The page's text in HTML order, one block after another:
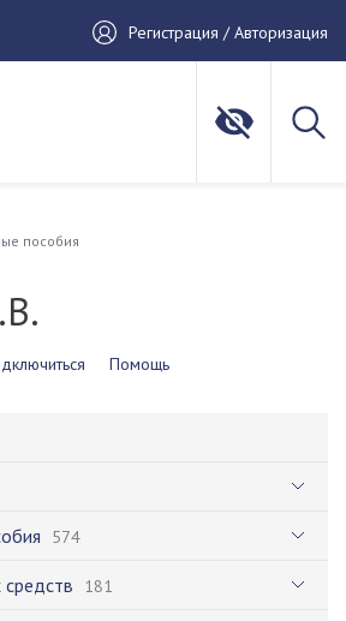
Регистрация / Авторизация
пособия
Помощь
574
181